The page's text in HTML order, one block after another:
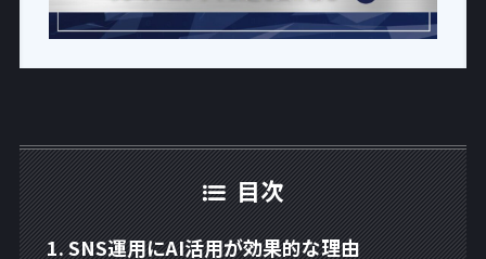
目次
SNS運用にAI活用が効果的な理由